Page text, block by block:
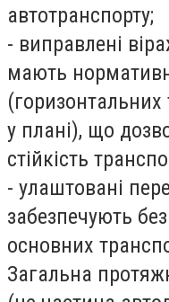
автотранспорту;
- виправлені
мають
у плані), що
стійкість
- улаштовані
забезпечують
основних
Загальна